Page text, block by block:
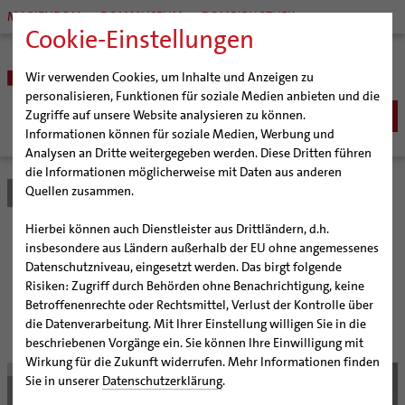
Cookie-Einstellungen
Wir verwenden Cookies, um Inhalte und Anzeigen zu
personalisieren, Funktionen für soziale Medien anbieten und die
Zugriffe auf unsere Website analysieren zu können.
Informationen können für soziale Medien, Werbung und
Analysen an Dritte weitergegeben werden. Diese Dritten führen
die Informationen möglicherweise mit Daten aus anderen
Quellen zusammen.
Hierbei können auch Dienstleister aus Drittländern, d.h.
insbesondere aus Ländern außerhalb der EU ohne angemessenes
Datenschutzniveau, eingesetzt werden. Das birgt folgende
Risiken: Zugriff durch Behörden ohne Benachrichtigung, keine
Betroffenenrechte oder Rechtsmittel, Verlust der Kontrolle über
die Datenverarbeitung. Mit Ihrer Einstellung willigen Sie in die
beschriebenen Vorgänge ein. Sie können Ihre Einwilligung mit
Wirkung für die Zukunft widerrufen. Mehr Informationen finden
Sie in unserer Datenschutzerklärung.
MARIENDOM DOMMUSEUM DOMBIBLIOTHEK
BISTUM
Bischöfe
Weihbischof Dr. Martin Marahrens
Bischof em. Norbert Trelle
Weihbischof em. Bongartz
Weihbischof em. Schwerdtfeger
Weihbischof em. Koitz
Bischof em. Dr. Wüstenberg
Generalvikariat
Gremien
Diözesangericht
Gemeindegremien
Pfarrgemeinden
Hildesheimer Dom
Virtueller Rundgang durch den Dom
Tausendjähriger Rosenstock
Die Hildesheimer Dommusik
Wallfahrten | Pilgern
Termine Wallfahrten und Pilgern
Jakobswege im Bistum Hildesheim
Veranstaltungen
Strategieprozess
Jugend
Bistum Hildesheim
Vom Bistum gewollt
Katholische Begegnungsstätte St. Ludgerus in
Helmstedt feierte 25. Geburtstag
© Wala